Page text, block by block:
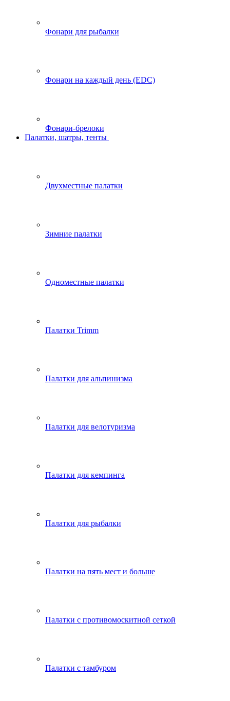
Фонари для рыбалки
Фонари на каждый день (EDC)
Фонари-брелоки
Палатки, шатры, тенты
Двухместные палатки
Зимние палатки
Одноместные палатки
Палатки Trimm
Палатки для альпинизма
Палатки для велотуризма
Палатки для кемпинга
Палатки для рыбалки
Палатки на пять мест и больше
Палатки с противомоскитной сеткой
Палатки с тамбуром